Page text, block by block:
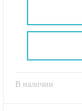
В наличии